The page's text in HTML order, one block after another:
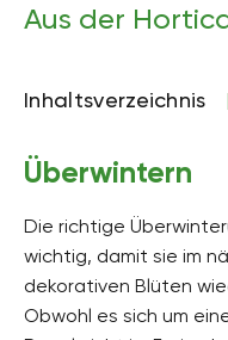
Aus der
Inhaltsverzeichnis
Überwintern
Die richtige
wichtig, damit sie im
dekorativen Blüten
Obwohl es sich um